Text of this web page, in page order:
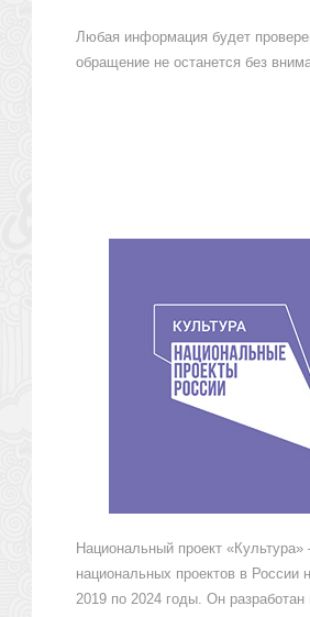
Любая информация будет
обращение не останется без
Национальный проект
национальных проектов в России
2019 по 2024 годы. Он разработан